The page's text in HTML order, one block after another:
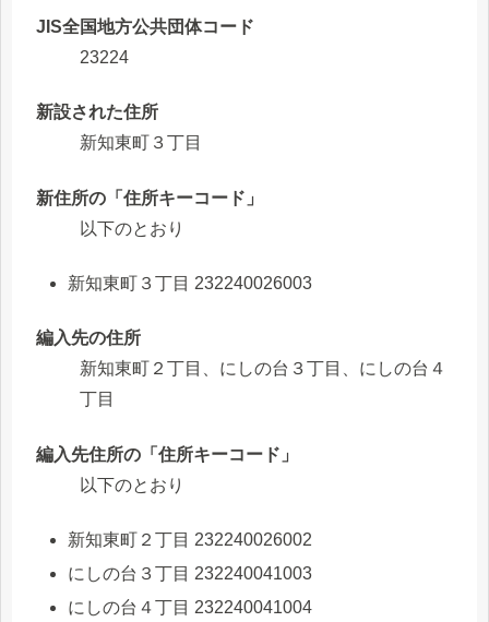
JIS全国地方公共団体コード
23224
新設された住所
新知東町３丁目
新住所の「住所キーコード」
以下のとおり
新知東町３丁目 232240026003
編入先の住所
新知東町２丁目、にしの台３丁目、にしの台４
丁目
編入先住所の「住所キーコード」
以下のとおり
新知東町２丁目 232240026002
にしの台３丁目 232240041003
にしの台４丁目 232240041004